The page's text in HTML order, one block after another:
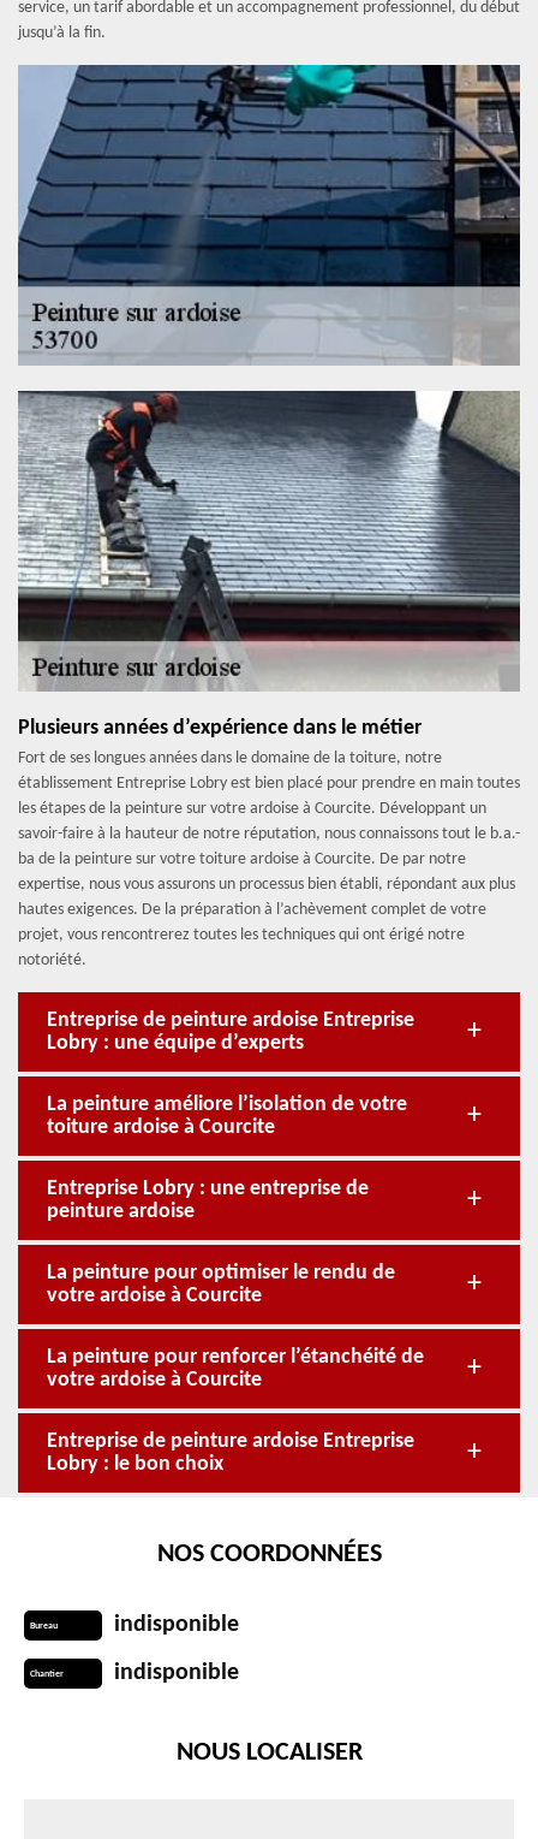
service, un tarif abordable et un accompagnement professionnel, du début
jusqu’à la fin.
Plusieurs années d’expérience dans le métier
Fort de ses longues années dans le domaine de la toiture, notre
établissement Entreprise Lobry est bien placé pour prendre en main toutes
les étapes de la peinture sur votre ardoise à Courcite. Développant un
savoir-faire à la hauteur de notre réputation, nous connaissons tout le b.a.-
ba de la peinture sur votre toiture ardoise à Courcite. De par notre
expertise, nous vous assurons un processus bien établi, répondant aux plus
hautes exigences. De la préparation à l’achèvement complet de votre
projet, vous rencontrerez toutes les techniques qui ont érigé notre
notoriété.
Entreprise de peinture ardoise Entreprise
Lobry : une équipe d’experts
La peinture améliore l’isolation de votre
toiture ardoise à Courcite
Entreprise Lobry : une entreprise de
peinture ardoise
La peinture pour optimiser le rendu de
votre ardoise à Courcite
La peinture pour renforcer l’étanchéité de
votre ardoise à Courcite
Entreprise de peinture ardoise Entreprise
Lobry : le bon choix
NOS COORDONNÉES
Bureau indisponible
Chantier indisponible
NOUS LOCALISER